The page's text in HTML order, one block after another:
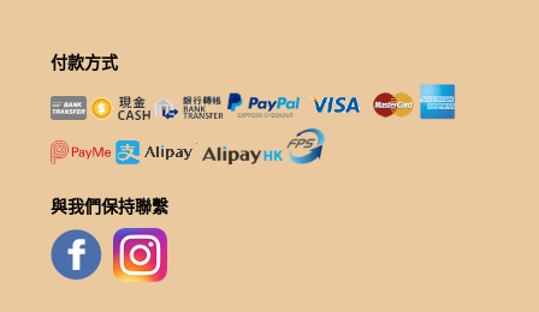
付款方式
與我們保持聯繫